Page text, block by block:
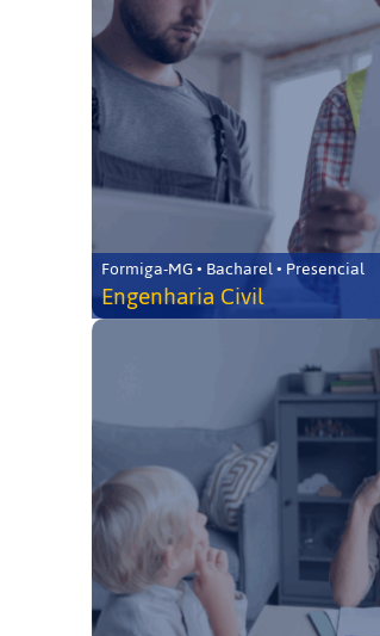
Formiga-MG • Bacharel • Presencial
Engenharia Civil